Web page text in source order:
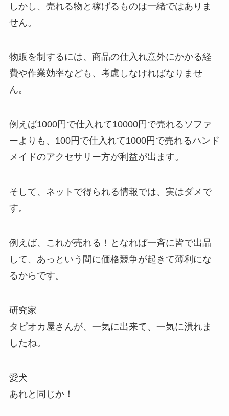
しかし、売れる物と稼げるものは一緒ではありま
せん。
物販を制するには、商品の仕入れ意外にかかる経
費や作業効率なども、考慮しなければなりませ
ん。
例えば1000円で仕入れて10000円で売れるソファ
ーよりも、100円で仕入れて1000円で売れるハンド
メイドのアクセサリー方が利益が出ます。
そして、ネットで得られる情報では、実はダメで
す。
例えば、これが売れる！となれば一斉に皆で出品
して、あっという間に価格競争が起きて薄利にな
るからです。
研究家
タピオカ屋さんが、一気に出来て、一気に潰れま
したね。
愛犬
あれと同じか！